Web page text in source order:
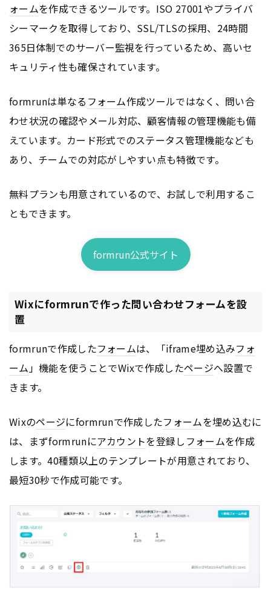
ォームを作成できるツールです。ISO 27001やプライバ
シーマークを取得しており、SSL/TLSの採用、24時間
365日体制でのサーバー監視を行っているため、高いセ
キュリティ性も確保されています。
formrunは単なる フォーム作成ツールではなく、問い合
わせ状況の確認やメール対応、顧客情報の管理機能も備
えています。カード形式でのステータス管理機能なども
あり、チームでの対応がしやすい点も特徴です。
無料プランも用意されているので、お試しで利用するこ
ともできます。
formrun公式サイト
Wixにformrunで作った問い合わせフォームを設
置
formrunで作成したフォームは、「iframe埋め込みフォ
ーム」機能を使うことでWixで作成したページへ設置で
きます。
Wixのページにformrunで作成したフォームを埋め込むに
は、まずformrunにアカウントを登録し フォームを作成
します。40種類以上のテンプレートが用意されており、
最短30秒で作成可能です。